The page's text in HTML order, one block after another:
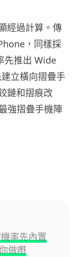
經過計算。傳
，同樣採
先推出 Wide
立橫向摺疊手
鏈和摺痕改
強摺疊手機陣
率先內置
做嘢